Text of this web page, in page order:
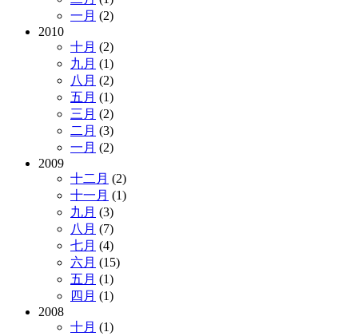
一月 (2)
2010
十月 (2)
九月 (1)
八月 (2)
五月 (1)
三月 (2)
二月 (3)
一月 (2)
2009
十二月 (2)
十一月 (1)
九月 (3)
八月 (7)
七月 (4)
六月 (15)
五月 (1)
四月 (1)
2008
十月 (1)